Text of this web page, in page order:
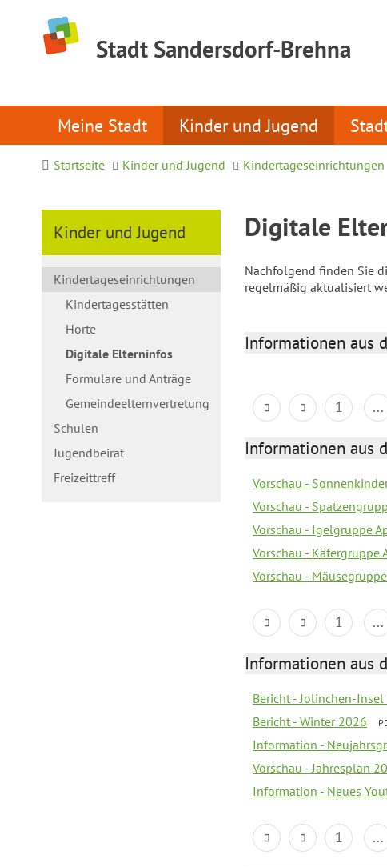
Stadt Sandersdorf-Brehna
Meine Stadt Kinder und Jugend
Startseite Kinder und Jugend Kindertageseinrichtungen
Kinder und Jugend
Kindertageseinrichtungen
Kindertagesstätten
Horte
Digitale Elterninfos
Formulare und Anträge
Gemeindeelternvertretung
Schulen
Jugendbeirat
Freizeittreff
Digitale
Nachfolgend finden Sie
regelmäßig aktualisiert
Informationen aus
1 ...
Informationen aus
Vorschau -
Vorschau -
Vorschau - Igelgruppe
Vorschau - Käfergruppe
Vorschau -
1 ...
Informationen aus
Bericht - Jolinchen-
Bericht - Winter 2026
Information -
Vorschau - Jahresplan
Information - Neues
1 ...